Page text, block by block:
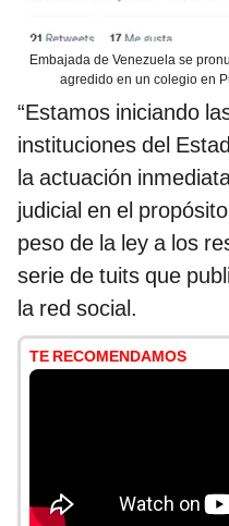
Embajada de Venezuela se
agredido en un colegio en
“Estamos iniciando
instituciones del
la actuación
judicial en el
peso de la ley a los
serie de tuits que
la red social.
TE RECOMENDAMOS